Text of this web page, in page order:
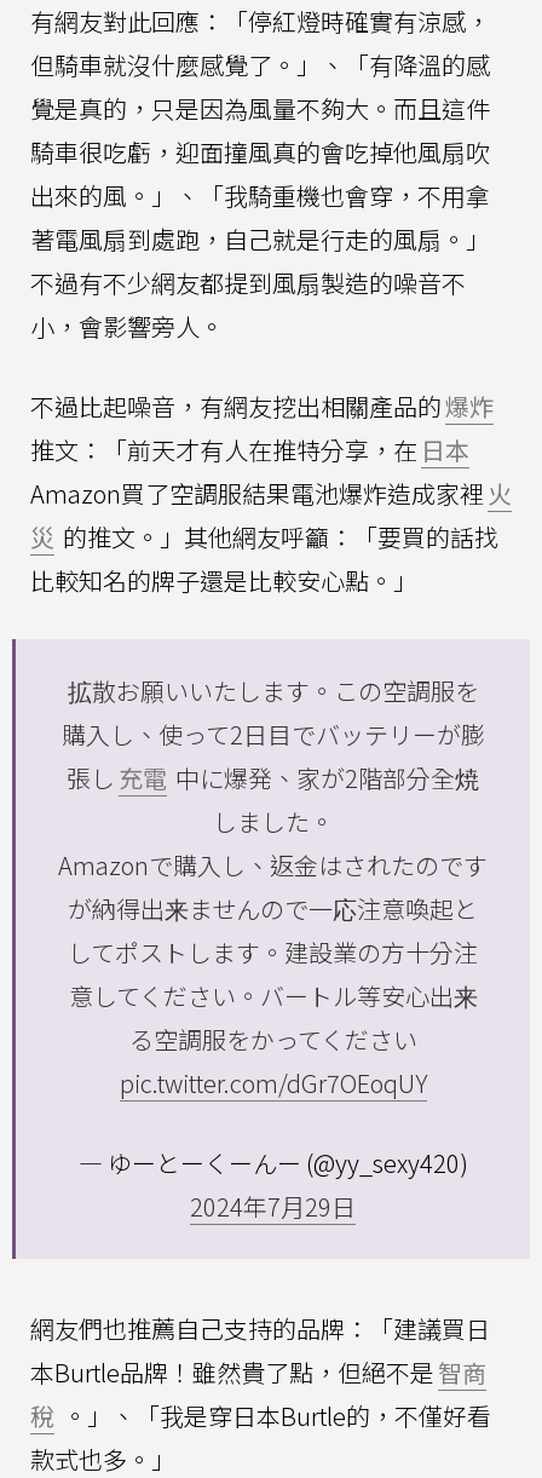
有網友對此回應：「停紅燈時確實有涼感，
但騎車就沒什麼感覺了。」、「有降溫的感
覺是真的，只是因為風量不夠大。而且這件
騎車很吃虧，迎面撞風真的會吃掉他風扇吹
出來的風。」、「我騎重機也會穿，不用拿
著電風扇到處跑，自己就是行走的風扇。」
不過有不少網友都提到風扇製造的噪音不
小，會影響旁人。
不過比起噪音，有網友挖出相關產品的爆炸
推文：「前天才有人在推特分享，在 日本
Amazon買了空調服結果電池爆炸造成家裡 火
災 的推文。」其他網友呼籲：「要買的話找
比較知名的牌子還是比較安心點。」
拡散お願いいたします。この空調服を
購入し、使って2日目でバッテリーが膨
張し 充電 中に爆発、家が2階部分全焼
しました。
Amazonで購入し、返金はされたのです
が納得出来ませんので一応注意喚起と
してポストします。建設業の方十分注
意してください。バートル等安心出来
る空調服をかってください
pic.twitter.com/dGr7OEoqUY
— ゆーとーくーんー (@yy_sexy420)
2024年7月29日
網友們也推薦自己支持的品牌：「建議買日
本Burtle品牌！雖然貴了點，但絕不是智商
稅 。」、「我是穿日本Burtle的，不僅好看
款式也多。」